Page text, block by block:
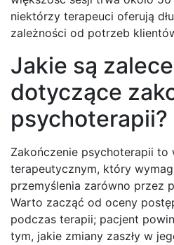
niektórzy terapeuci oferują
zależności od potrzeb
Jakie są
dotyczące
psychoterapii?
Zakończenie psychoterapii
terapeutycznym, który
przemyślenia zarówno przez
Warto zacząć od oceny
podczas terapii; pacjent
tym, jakie zmiany zaszły w